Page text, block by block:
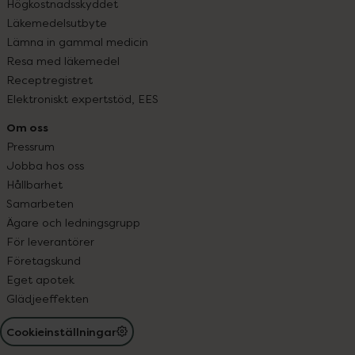
Högkostnadsskyddet
Läkemedelsutbyte
Lämna in gammal medicin
Resa med läkemedel
Receptregistret
Elektroniskt expertstöd, EES
Om oss
Pressrum
Jobba hos oss
Hållbarhet
Samarbeten
Ägare och ledningsgrupp
För leverantörer
Företagskund
Eget apotek
Glädjeeffekten
Cookieinställningar